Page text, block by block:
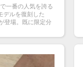
一番の人気を誇る
デルを復刻した
登場。既に限定分
。